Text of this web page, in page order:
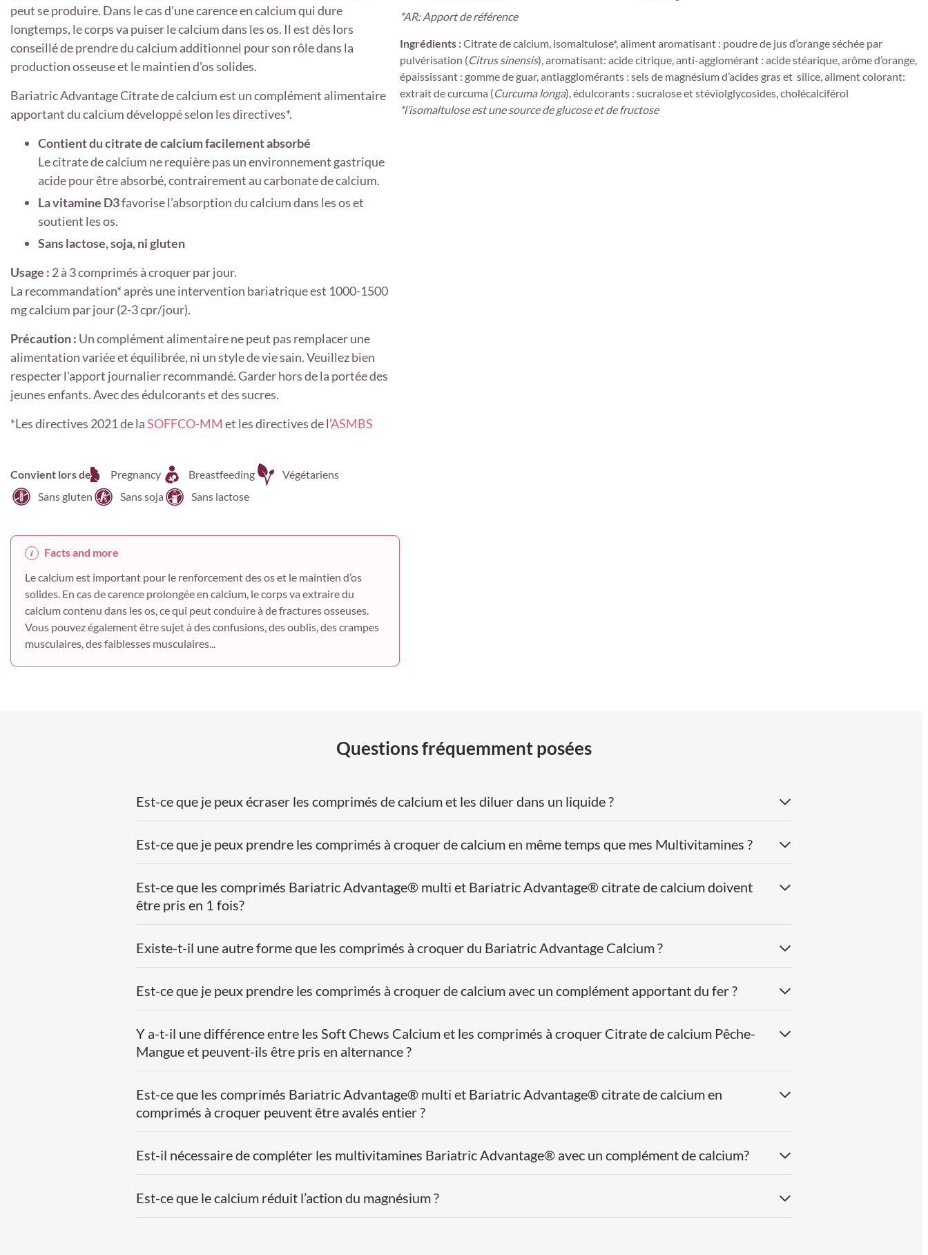
peut se produire. Dans le cas d'une carence en calcium qui dure
longtemps, le corps va puiser le calcium dans les os. Il est dès lors
conseillé de prendre du calcium additionnel pour son rôle dans la
production osseuse et le maintien d'os solides.
Bariatric Advantage Citrate de calcium est un complément alimentaire
apportant du calciumdéveloppé selon les directives*.
Contient du citrate de calcium facilement absorbé
Le citrate de calcium ne requière pas un environnement gastrique
acide pour être absorbé, contrairement au carbonate de calcium.
La vitamine D3favorise l’absorption du calcium dans les os et
soutient les os.
Sans lactose, soja, ni gluten
Usage : 2 à 3 comprimés à croquer par jour.
La recommandation* après une intervention bariatrique est 1000-1500
mg calcium par jour (2-3 cpr/jour).
Précaution : Un complément alimentaire ne peut pas remplacer une
alimentation variée et équilibrée, ni un style de vie sain. Veuillez bien
respecter l'apport journalier recommandé. Garder hors de la portée des
jeunes enfants. Avec des édulcorants et des sucres.
*Les directives 2021 de laSOFFCO-MM et les directives de l’ASMBS
Convient lors de Pregnancy Breastfeeding
Végétariens
Sans gluten
Sans soja Sans lactose
Facts and more
Le calcium est important pour le renforcement des os et le maintien d’os
solides. En cas de carence prolongée en calcium, le corps va extraire du
calcium contenu dans les os, ce qui peut conduire à de fractures osseuses.
Vous pouvez également être sujet à des confusions, des oublis, des crampes
musculaires, des faiblesses musculaires...
*AR: Apport de référence
Ingrédients :Citrate de calcium, isomaltulose*, aliment aromatisant : poudre de jus d’orange séchée par
pulvérisation (Citrus sinensis), aromatisant: acide citrique, anti-agglomérant : acide stéarique, arôme d’orange,
épaississant : gomme de guar, antiagglomérants : sels de magnésium d’acides gras et silice, aliment colorant:
extrait de curcuma (Curcuma longa), édulcorants : sucralose et stéviolglycosides, cholécalciférol
*l’isomaltulose est une source de glucose et de fructose
Questions fréquemment posées
Est-ce que je peux écraser les comprimés de calcium et les diluer dans un liquide ?
Est-ce que je peux prendre les comprimés à croquer de calcium en même temps que mes Multivitamines ?
Est-ce que les comprimés Bariatric Advantage® multi et Bariatric Advantage® citrate de calcium doivent
être pris en 1 fois?
Existe-t-il une autre forme que les comprimés à croquer du Bariatric Advantage Calcium ?
Est-ce que je peux prendre les comprimés à croquer de calcium avec un complément apportant du fer ?
Y a-t-il une différence entre les Soft Chews Calcium et les comprimés à croquer Citrate de calcium Pêche-
Mangue et peuvent-ils être pris en alternance ?
Est-ce que les comprimés Bariatric Advantage® multi et Bariatric Advantage® citrate de calcium en
comprimés à croquer peuvent être avalés entier ?
Est-il nécessaire de compléter les multivitamines Bariatric Advantage® avec un complément de calcium?
Est-ce que le calcium réduit l’action du magnésium ?